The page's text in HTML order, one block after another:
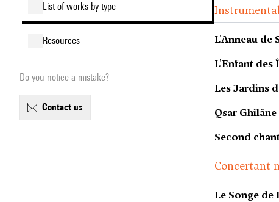
list of works by type
resources
Do you notice a mistake?
contact us
L'Anneau de
L'Enfant des
Les Jardins
Qsar
Second
Concertant
Le Songe de